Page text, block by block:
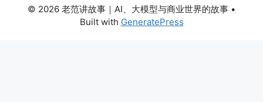
© 2026 老范讲故事｜AI、大模型与商业世界的故事 •
Built with GeneratePress